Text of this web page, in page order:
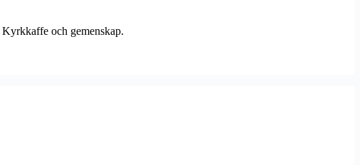
och gemenskap.